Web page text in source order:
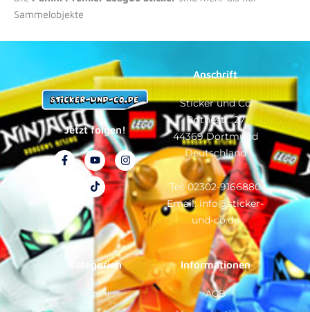
Sammelobjekte
Jetzt folgen!
F
a
k
-
f
Y
o
u
t
u
b
e
I
n
s
t
a
g
r
a
m
T
i
k
t
o
k
Anschrift
Sticker und Co
Bothestr. 27
44369 Dortmund
Deutschland
Tel: 02302-9166880
Email: info@sticker-
und-co.de
Kategorien
Panini
Informationen
AGB